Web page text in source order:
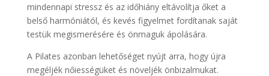
mindennapi stressz és az időhiány eltávolítja őket a
belső harmóniától, és kevés figyelmet fordítanak saját
testük megismerésére és önmaguk ápolására.
A Pilates azonban lehetőséget nyújt arra, hogy újra
megéljék nőiességüket és növeljék önbizalmukat.